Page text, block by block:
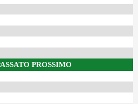
PROSSIMO